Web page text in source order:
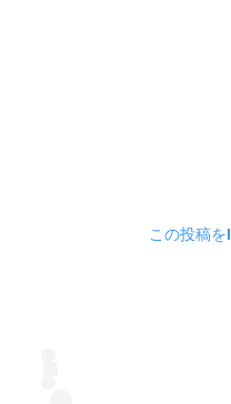
この投稿